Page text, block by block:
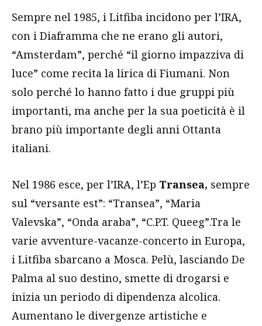
Sempre nel 1985, i Litfiba incidono per l’IRA,
con i Diaframma che ne erano gli autori,
“Amsterdam”, perché “il giorno impazziva di
luce” come recita la lirica di Fiumani. Non
solo perché lo hanno fatto i due gruppi più
importanti, ma anche per la sua poeticità è il
brano più importante degli anni Ottanta
italiani.
Nel 1986 esce, per l’IRA, l’Ep Transea, sempre
sul “versante est”: “Transea”, “Maria
Valevska”, “Onda araba”, “C.P.T. Queeg”.Tra le
varie avventure-vacanze-concerto in Europa,
i Litfiba sbarcano a Mosca. Pelù, lasciando De
Palma al suo destino, smette di drogarsi e
inizia un periodo di dipendenza alcolica.
Aumentano le divergenze artistiche e